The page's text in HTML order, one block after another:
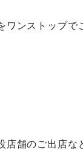
ンストップで
舗のご出店な